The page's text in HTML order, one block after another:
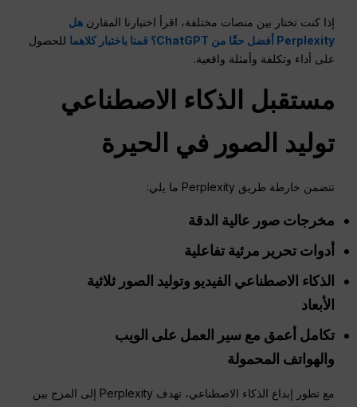
إذا كنت تختار بين منصات مختلفة، اقرأ اختبارنا المقارنهل
Perplexity أفضل حقًا من ChatGPT؟ قمنا باختبار كلاهما
للحصول
على أداء وتكلفة وأمثلة واقعية.
مستقبل الذكاء الاصطناعي
توليد الصور في الحيرة
تتضمن خارطة طريق Perplexity ما يلي:
مخرجات صور عالية الدقة
أدوات تحرير مرئية تفاعلية
الذكاء الاصطناعي الفيديو وتوليد الصور ثلاثية
الأبعاد
تكامل أعمق مع سير العمل على الويب
والهواتف المحمولة
مع تطور إبداع الذكاء الاصطناعي، تهدف Perplexity إلى المزج بين